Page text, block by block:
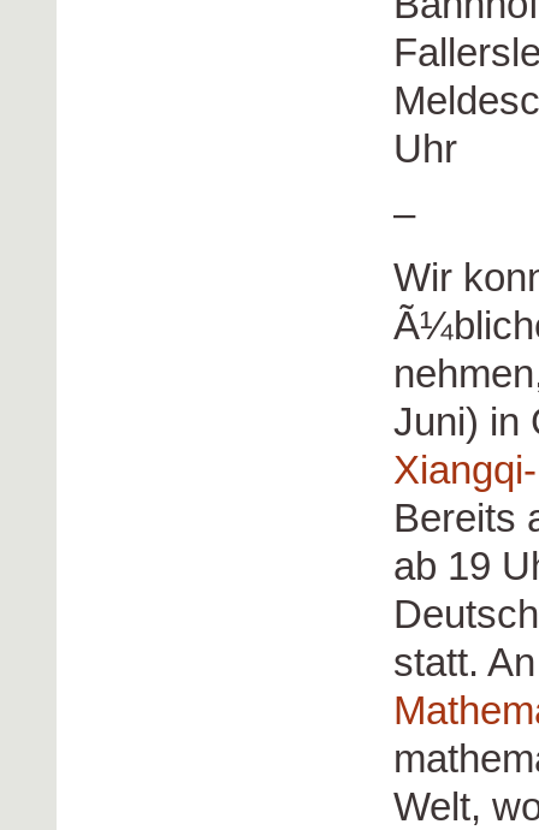
Uhr
–
Wir
Juni) in
Bereits
ab 19
statt.
Welt,